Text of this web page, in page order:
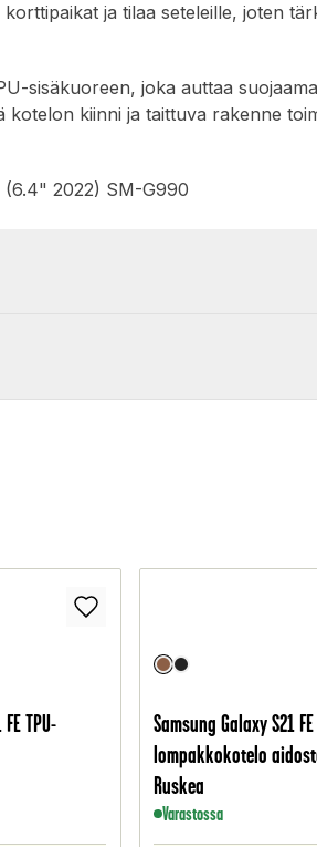
ja tilaa seteleille, joten
sisäkuoreen, joka auttaa
kotelon kiinni ja taittuva rakenne
(6.4" 2022) SM-G990
TPU-
Samsung Galaxy S21
lompakkokotelo
Ruskea
Varastossa